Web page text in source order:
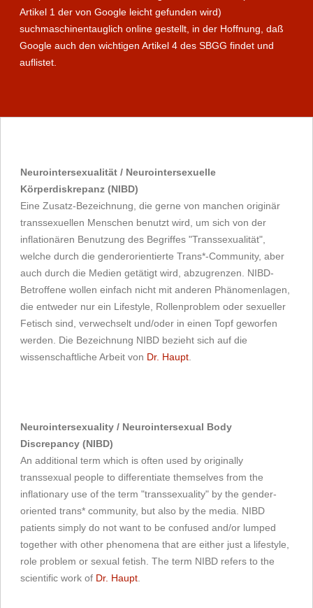
Artikel 1 der von Google leicht gefunden wird)
suchmaschinentauglich online gestellt, in der Hoffnung, daß
Google auch den wichtigen Artikel 4 des SBGG findet und
auflistet.
Neurointersexualität / Neurointersexuelle
Körperdiskrepanz (NIBD)
Eine Zusatz-Bezeichnung, die gerne von manchen originär
transsexuellen Menschen benutzt wird, um sich von der
inflationären Benutzung des Begriffes "Transsexualität",
welche durch die genderorientierte Trans*-Community, aber
auch durch die Medien getätigt wird, abzugrenzen. NIBD-
Betroffene wollen einfach nicht mit anderen Phänomenlagen,
die entweder nur ein Lifestyle, Rollenproblem oder sexueller
Fetisch sind, verwechselt und/oder in einen Topf geworfen
werden. Die Bezeichnung NIBD bezieht sich auf die
wissenschaftliche Arbeit von Dr. Haupt
Neurointersexuality / Neurointersexual Body
Discrepancy (NIBD)
An additional term which is often used by originally
transsexual people to differentiate themselves from the
inflationary use of the term "transsexuality" by the gender-
oriented trans* community, but also by the media. NIBD
patients simply do not want to be confused and/or lumped
together with other phenomena that are either just a lifestyle,
role problem or sexual fetish. The term NIBD refers to the
scientific work of Dr. Haupt